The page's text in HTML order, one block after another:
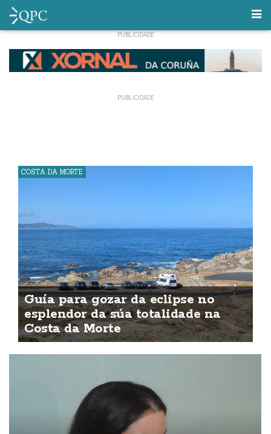
COSTA DA MORTE
Guía para gozar da eclipse no
esplendor da súa totalidade na
Costa da Morte